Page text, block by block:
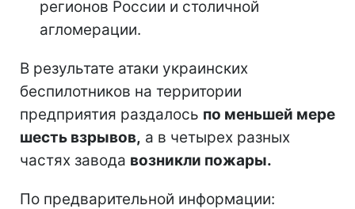
регионов России и столичной
агломерации.
В результате атаки украинских
беспилотников на территории
предприятия раздалось по меньшей мере
шесть взрывов, а в четырех разных
частях завода возникли пожары.
По предварительной информации: